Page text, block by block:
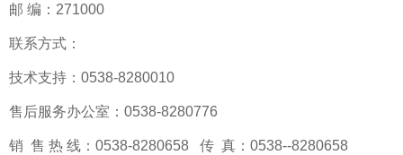
邮 编：271000
联系方式：
技术支持：0538-8280010
售后服务办公室：0538-8280776
销 售 热 线：0538-8280658 传 真：0538--8280658